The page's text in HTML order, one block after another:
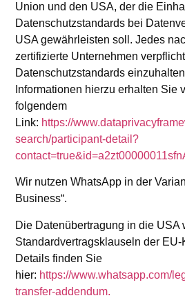
Union und den USA, der die
Datenschutzstandards bei
USA gewährleisten soll. Jedes
zertifizierte Unternehmen
Datenschutzstandards
Informationen hierzu erhalten Sie
folgendem
Link: https://
search/participant-detail?
Wir nutzen WhatsApp in der
Business“.
Die Datenübertragung in die USA
Standardvertragsklauseln der
Details finden Sie
hier: https://www.whatsapp.com/
transfer-addendum.